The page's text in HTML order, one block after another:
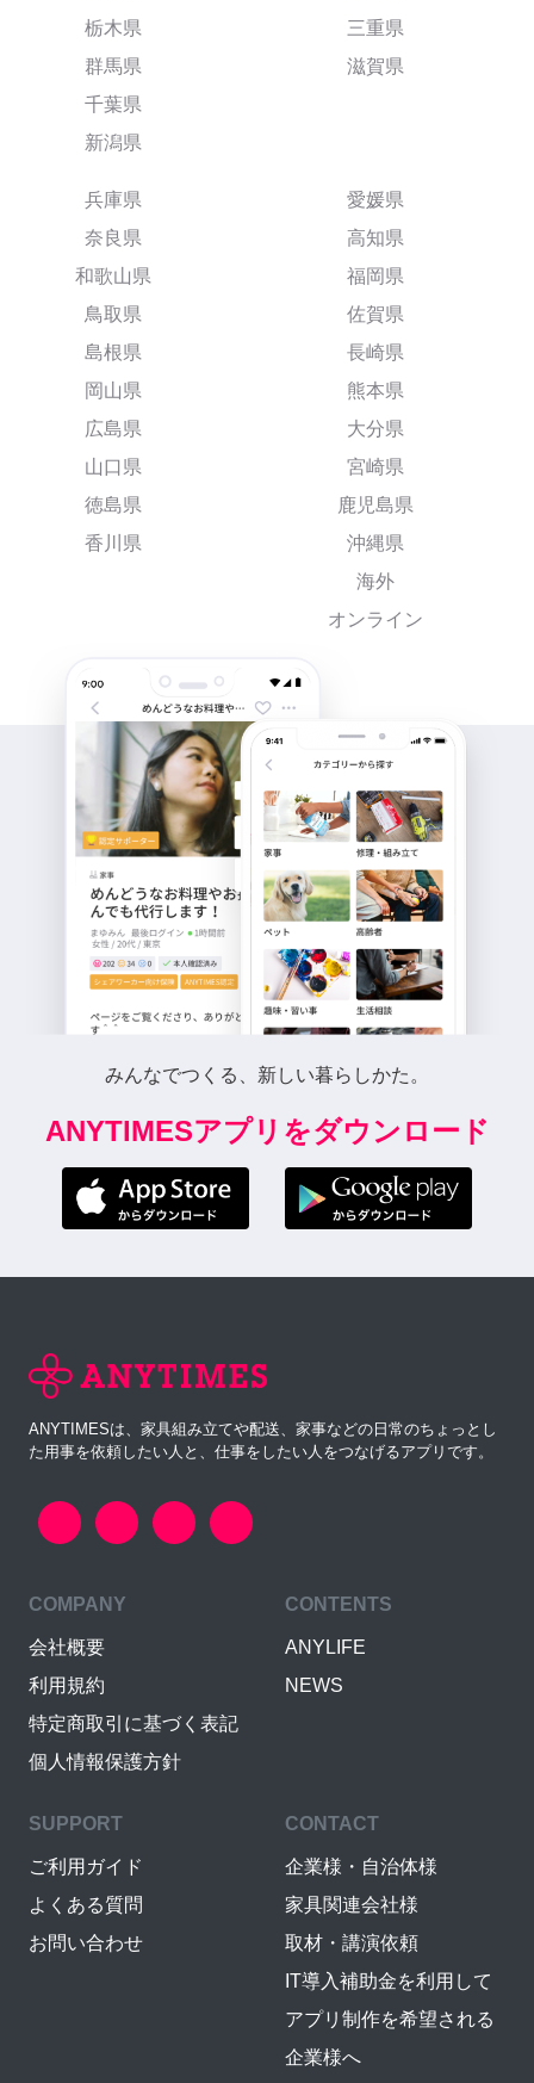
栃木県
群馬県
千葉県
新潟県
三重県
滋賀県
兵庫県
奈良県
和歌山県
鳥取県
島根県
岡山県
広島県
山口県
徳島県
香川県
愛媛県
高知県
福岡県
佐賀県
長崎県
熊本県
大分県
宮崎県
鹿児島県
沖縄県
海外
オンライン
みんなでつくる、新しい暮らしかた。
ANYTIMESアプリをダウンロード
ANYTIMESは、家具組み立てや配送、家事などの日常のちょっとし
た用事を依頼したい人と、仕事をしたい人をつなげるアプリです。
COMPANY
会社概要
利用規約
特定商取引に基づく表記
個人情報保護方針
CONTENTS
ANYLIFE
NEWS
SUPPORT
ご利用ガイド
よくある質問
お問い合わせ
CONTACT
企業様・自治体様
家具関連会社様
取材・講演依頼
IT導入補助金を利用して
アプリ制作を希望される
企業様へ